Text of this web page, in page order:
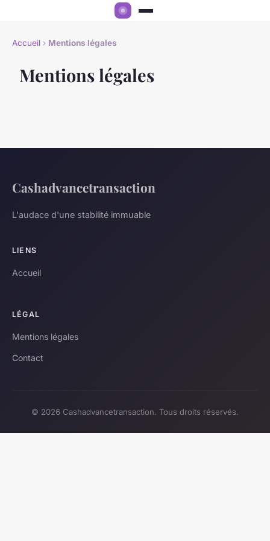
Accueil › Mentions légales
Mentions légales
Cashadvancetransaction
L'audace d'une stabilité immuable
LIENS
Accueil
LÉGAL
Mentions légales
Contact
© 2026 Cashadvancetransaction. Tous droits réservés.